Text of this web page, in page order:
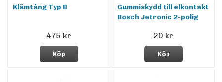
Klämtång Typ B
475 kr
Köp
Gummiskydd till elkontakt
Bosch Jetronic 2-polig
20 kr
Köp